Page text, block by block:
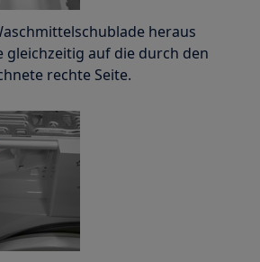
heraus
gleichzeitig auf die durch den
rechte Seite.